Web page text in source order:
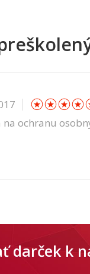
☆☆☆
ochranu
darček k